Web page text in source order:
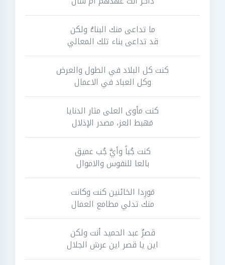
ما تداعى منك البناءُ ولكن
قد تداعى بناء تلك المعالي
كنت كل البلاد في الطول والعرض
وكل العباد في الاعمال
كنت مأوى العلى مثار الدنايا
مَهبط العز، مصدر الإذلال
كنت جُباً وأيَّ جُب عميق
بالعا للنفوس والاموال
مَورِدا الخائنين كنت وكانت
منك تدلي مطامع العمال
قصرُ عبد الحميد أنت ولكن
اين يا قصر اين عرش الجلال